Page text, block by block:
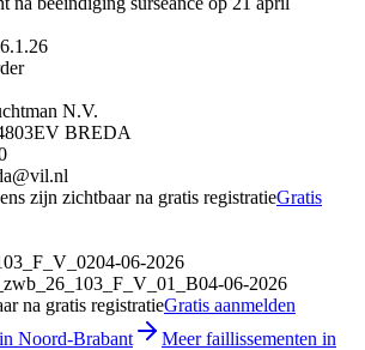
N.V.
BREDA
zijn zichtbaar na gratis registratieGratis
04-06-2026
04-06-2026
na gratis registratieGratis aanmelden
Noord-Brabant
Meer faillissementen in